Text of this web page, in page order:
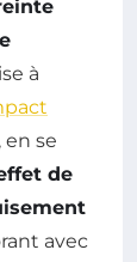
à
se
de
avec